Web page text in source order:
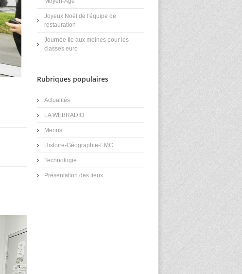
Joyeux Noël de l'équipe de
restauration
Journée Ile aux moines pour les
classes euro
Rubriques populaires
Actualités
LA WEBRADIO
Menus
Histoire-Géographie-EMC
Technologie
Présentation des lieux